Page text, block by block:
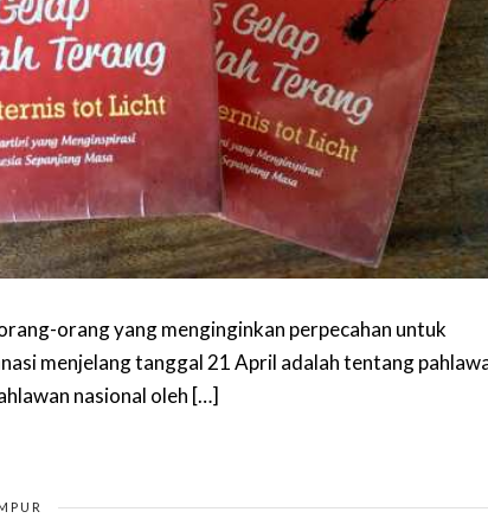
orang yang menginginkan perpecahan untuk
menjelang tanggal 21 April adalah tentang
nasional oleh […]